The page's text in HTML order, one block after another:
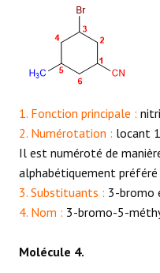
1. Fonction principale :
2. Numérotation : locant
Il est numéroté de
alphabétiquement
3. Substituants : 3-bromo
4. Nom : 3-bromo-5-
Molécule 4.